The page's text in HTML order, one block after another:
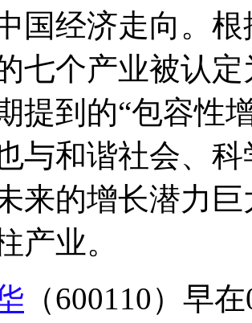
国经济走向。
七个产业被认
提到的“包容性
与和谐社会、
来的增长潜力
产业。
（600110）早